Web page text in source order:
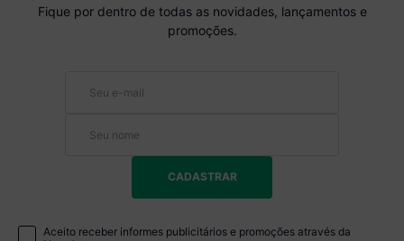
Fique por dentro de todas as novidades, lançamentos e
promoções.
CADASTRAR
Aceito receber informes publicitários e promoções através da